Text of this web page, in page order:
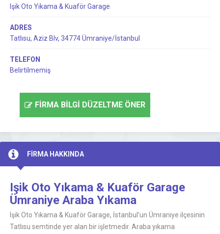
Işik Oto Yikama & Kuaför Garage
ADRES
Tatlısu, Aziz Blv, 34774 Ümraniye/İstanbul
TELEFON
Belirtilmemiş
FİRMA BİLGİ DÜZELTME ÖNER
FİRMA HAKKINDA
Işik Oto Yıkama & Kuaför Garage
Ümraniye Araba Yıkama
Işik Oto Yıkama & Kuaför Garage, İstanbul’un Ümraniye ilçesinin
Tatlısu semtinde yer alan bir işletmedir. Araba yıkama